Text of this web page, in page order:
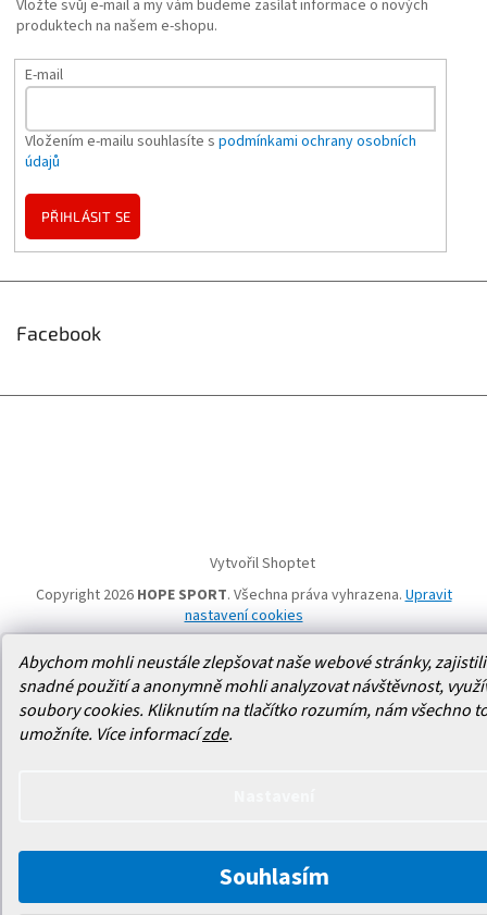
Abychom mohli neustále zlepšovat naše webové stránky,
snadné použití a anonymně mohli analyzovat návštěvnost,
soubory cookies. Kliknutím na tlačítko rozumím, nám všechno
umožníte. Více informacízde.
Souhlasím
Vložte svůj e-mail a my vám budeme zasílat informace o nových
produktech na našem e-shopu.
E-mail
Vložením e-mailu souhlasíte s podmínkami ochrany osobních
údajů
PŘIHLÁSIT SE
Facebook
Vytvořil Shoptet
Copyright 2026 HOPE SPORT. Všechna práva vyhrazena. Upravit
nastavení cookies